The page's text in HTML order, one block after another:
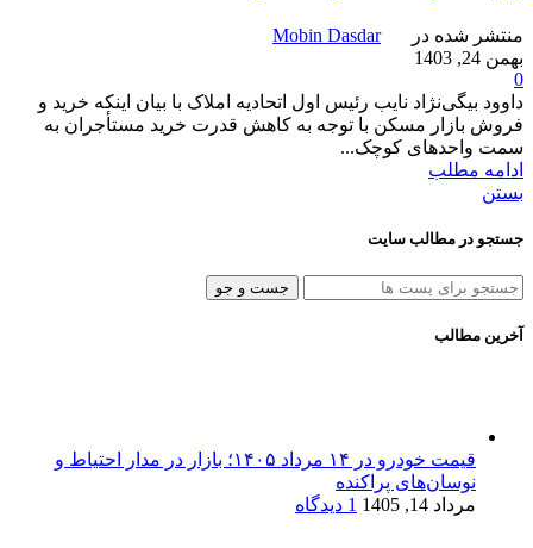
منتشر شده در
Mobin Dasdar
بهمن 24, 1403
0
داوود بیگی‌نژاد نایب رئیس اول اتحادیه املاک با بیان اینکه خرید و
فروش بازار مسکن با توجه به کاهش قدرت خرید مستأجران به
سمت واحدهای کوچک...
ادامه مطلب
بستن
جستجو در مطالب سایت
جست و جو
آخرین مطالب
قیمت خودرو در ۱۴ مرداد ۱۴۰۵؛ بازار در مدار احتیاط و
نوسان‌های پراکنده
مرداد 14, 1405
1 دیدگاه